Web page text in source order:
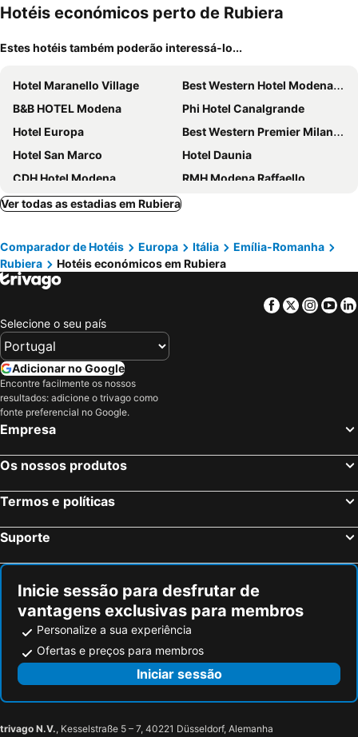
mento
Hotéis económicos perto de Rubiera
Estes hotéis também poderão interessá-lo...
Hotel Maranello Village
Best Western Hotel Modena District
B&B HOTEL Modena
Phi Hotel Canalgrande
Hotel Europa
Best Western Premier Milano Palace Hotel
Hotel San Marco
Hotel Daunia
CDH Hotel Modena
RMH Modena Raffaello
Hotel Principe
Tiby Hotel
B&B HOTEL Sassuolo
Holiday Inn Express Reggio Emilia By Ihg
Modena Hotel
Rechigi Park Hotel
Best Western Plus Hotel Modena Resort
Central Park Hotel Modena
Hotel Rua Frati 48 in San Francesco
Hotel Stella
Planet Hotel
Hotel Villa Maranello
IL Borgo
Albergo Reggio
Hotel Castello
Hotel Arthur
Magnagallo
Hotel Le Ville
Hotel Globo
Hotel La Fenice
Hotel Italia
Hotel San Geminiano
Hotel President
Le Cardinal
Hotel Terme Salvarola
Ver todas as estadias em Rubiera
Comparador de Hotéis Europa Itália
Emília-Romanha
Rubiera
Hotéis económicos em Rubiera
Facebook
Twitter
Selecione o seu país
Adicionar no Google
Encontre facilmente os nossos
resultados: adicione o trivago como
fonte preferencial no Google.
Empresa
Os nossos produtos
Termos e políticas
Suporte
Inicie sessão para desfrutar de
vantagens exclusivas para membros
Personalize a sua experiência
Ofertas e preços para membros
Iniciar sessão
trivago N.V., Kesselstraße 5 – 7, 40221 Düsseldorf, Alemanha